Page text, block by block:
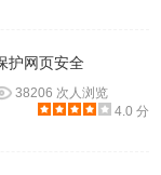
护网页安全
38206 次人浏览
4.0 分